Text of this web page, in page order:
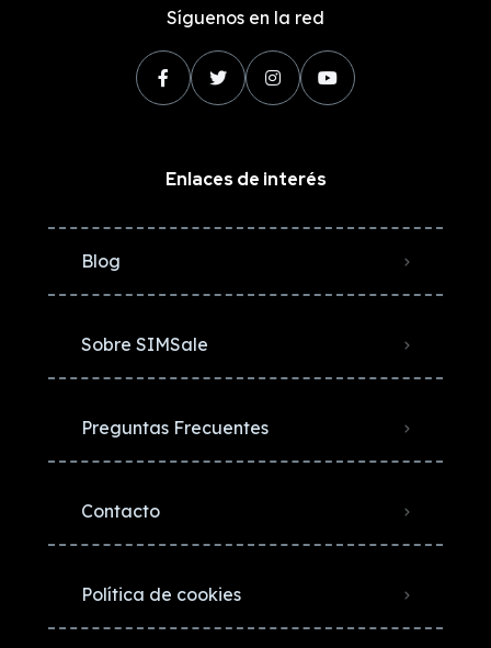
Síguenos en la red
Enlaces de interés
Blog
Sobre SIMSale
Preguntas Frecuentes
Contacto
Política de cookies